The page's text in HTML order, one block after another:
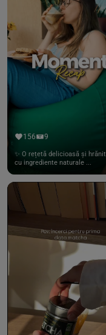
156 9
✨ O rețetă delicioasă și
cu ingrediente naturale ...